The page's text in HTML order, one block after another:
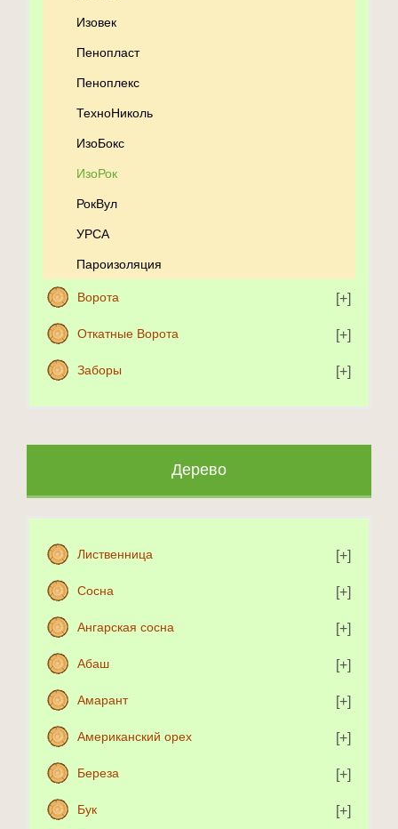
Изовек
Пенопласт
Пеноплекс
ТехноНиколь
ИзоБокс
ИзоРок
РокВул
УРСА
Пароизоляция
Ворота
Откатные Ворота
Заборы
Дерево
Лиственница
Сосна
Ангарская сосна
Абаш
Амарант
Американский орех
Береза
Бук